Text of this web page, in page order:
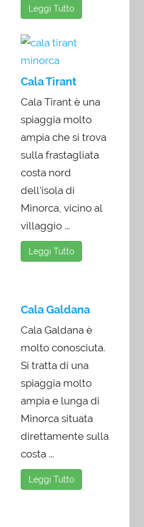
Leggi Tutto
Cala Tirant
Cala Tirant è una
spiaggia molto
ampia che si trova
sulla frastagliata
costa nord
dell'isola di
Minorca, vicino al
villaggio ...
Leggi Tutto
Cala Galdana
Cala Galdana è
molto conosciuta.
Si tratta di una
spiaggia molto
ampia e lunga di
Minorca situata
direttamente sulla
costa ...
Leggi Tutto